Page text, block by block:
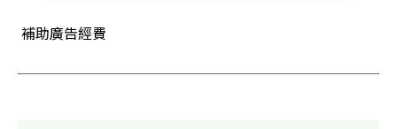
補助廣告經費